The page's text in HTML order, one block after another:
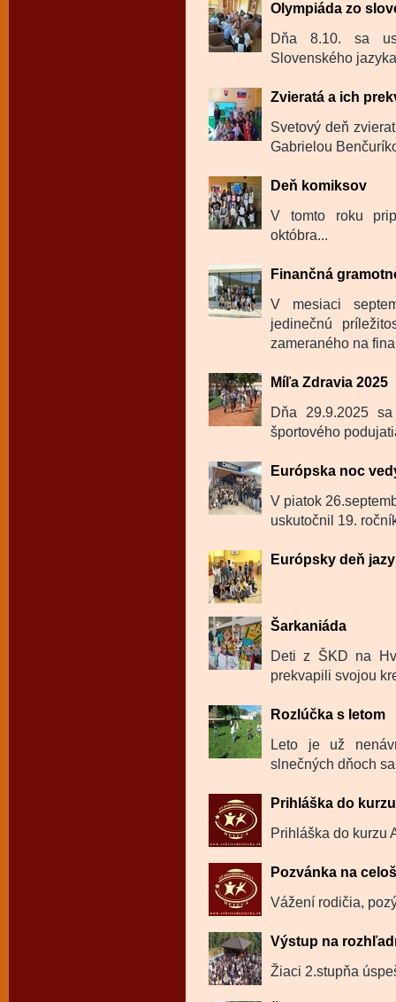
Olympiáda zo
Dňa 8.10. sa
Slovenského
Zvieratá a ich
Svetový deň
Gabrielou
Deň komiksov
V tomto roku
októbra...
Finančná
V mesiaci
jedinečnú
zameraného na
Míľa Zdravia 2025
Dňa 29.9.2025
športového
Európska noc
V piatok
uskutočnil 19.
Európsky deň
Šarkaniáda
Deti z ŠKD na
prekvapili svojou
Rozlúčka s letom
Leto je už
slnečných dňoch
Prihláška do
Prihláška do kurzu
Pozvánka na
Vážení rodičia,
Výstup na
Žiaci 2.stupňa